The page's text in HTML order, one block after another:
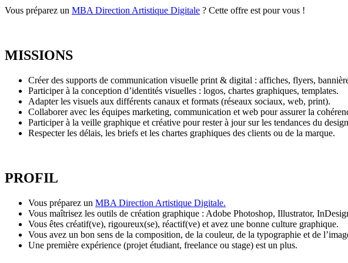
Vous préparez un MBA Direction Artistique Digitale ? Cette offre est pour vous !
MISSIONS
Créer des supports de communication visuelle print & digital : affiches, flyers,
Participer à la conception d’identités visuelles : logos, chartes graphiques, templates.
Adapter les visuels aux différents canaux et formats (réseaux sociaux, web, print).
Collaborer avec les équipes marketing, communication et web pour assurer la
Participer à la veille graphique et créative pour rester à jour sur les tendances du
Respecter les délais, les briefs et les chartes graphiques des clients ou de la marque.
PROFIL
Vous préparez un MBA Direction Artistique Digitale.
Vous maîtrisez les outils de création graphique : Adobe Photoshop, Illustrator,
Vous êtes créatif(ve), rigoureux(se), réactif(ve) et avez une bonne culture graphique.
Vous avez un bon sens de la composition, de la couleur, de la typographie et de
Une première expérience (projet étudiant, freelance ou stage) est un plus.